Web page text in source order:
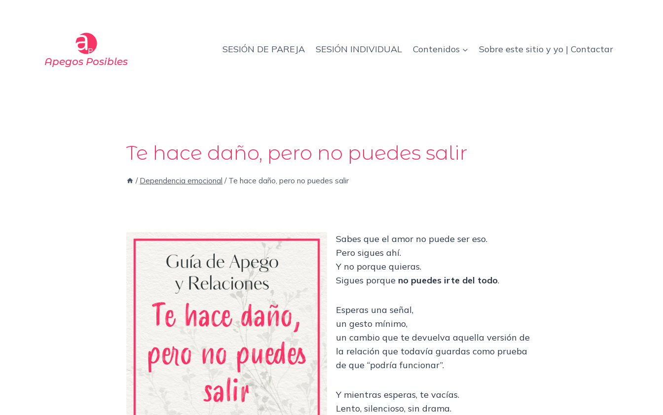
Apegos Posibles
SESIÓN DE PAREJA SESIÓN INDIVIDUAL Contenidos Sobre este sitio y yo | Contactar
Te hace daño, pero no puedes salir
/ Dependencia emocional / Te hace daño, pero no puedes salir
Sabes que el amor no puede ser eso.
Pero sigues ahí.
Y no porque quieras.
Sigues porque no puedes irte del todo.
Esperas una señal,
un gesto mínimo,
un cambio que te devuelva aquella versión de
la relación que todavía guardas como prueba
de que “podría funcionar”.
Y mientras esperas, te vacías.
Lento, silencioso, sin drama.